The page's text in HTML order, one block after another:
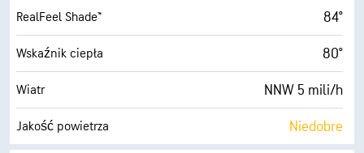
RealFeel Shade™ 84°
Wskaźnik ciepła 80°
Wiatr NNW 5 mili/h
Jakość powietrza Niedobre